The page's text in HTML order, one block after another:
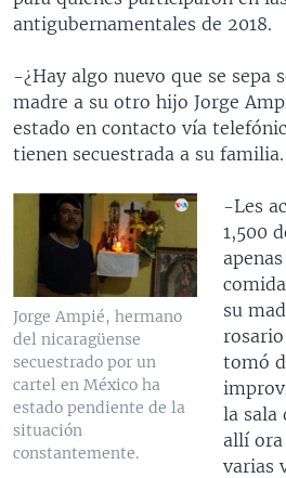
antigubernamentales de 2018.
-¿Hay algo nuevo que se sepa
madre a su otro hijo Jorge
estado en contacto vía
tienen secuestrada a su familia.
Jorge Ampié, hermano
del nicaragüense
secuestrado por un
cartel en México ha
estado pendiente de la
situación
constantemente.
-Les
1,500
su
rosario
tomó
la sala
allí
varias